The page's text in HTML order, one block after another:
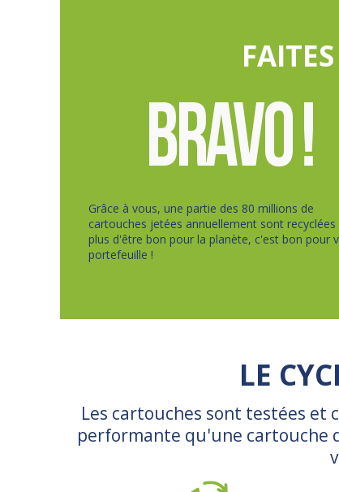
Grâce à vous, une partie des 80 millions de
cartouches jetées annuellement sont recyclées
plus d'être bon pour la planète, c'est bon pour
portefeuille !
LE
Les cartouches sont testées et
performante qu'une cartouche